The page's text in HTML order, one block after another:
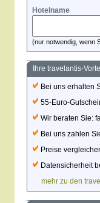
Hotelname
(nur notwendig, wenn
Ihre travelantis-
Bei uns erhalten
55-Euro-
Wir beraten Sie:
Bei uns zahlen
Preise
Datensicherheit
mehr zu den